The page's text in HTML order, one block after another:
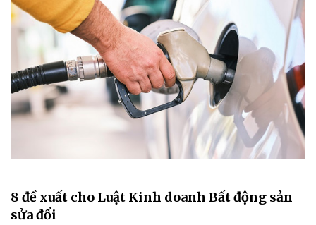
8 đề xuất cho Luật Kinh doanh Bất động sản
sửa đổi